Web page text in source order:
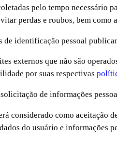
pelo tempo necessário
perdas e roubos, bem
de identificação pessoal
externos que não são
por suas respectivas
de informações
considerado como aceitação
do usuário e informações